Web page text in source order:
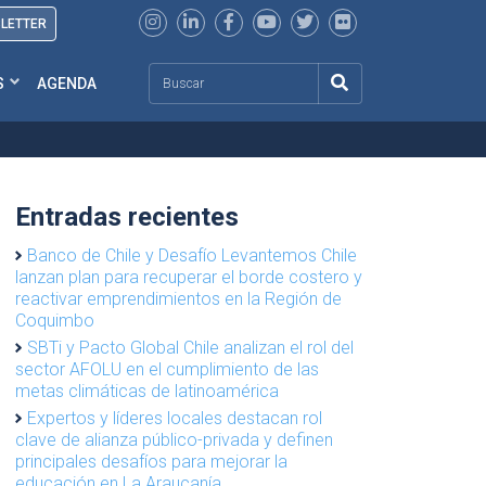
AGENDA
Entradas recientes
Banco de Chile y Desafío Levantemos Chile
lanzan plan para recuperar el borde costero y
reactivar emprendimientos en la Región de
Coquimbo
SBTi y Pacto Global Chile analizan el rol del
sector AFOLU en el cumplimiento de las
metas climáticas de latinoamérica
Expertos y líderes locales destacan rol
clave de alianza público-privada y definen
principales desafíos para mejorar la